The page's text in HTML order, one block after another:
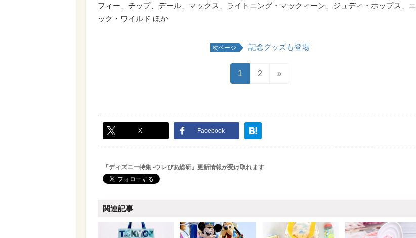
フィー、チップ、デール、マックス、ライトニング・マックィーン、ジュディ・ホップス、ニ
ック・ワイルド ほか
次ページ 記念グッズも登場
1 2 »
X Facebook
「ディズニー特集 -ウレぴあ総研」更新情報が受け取れます
関連記事